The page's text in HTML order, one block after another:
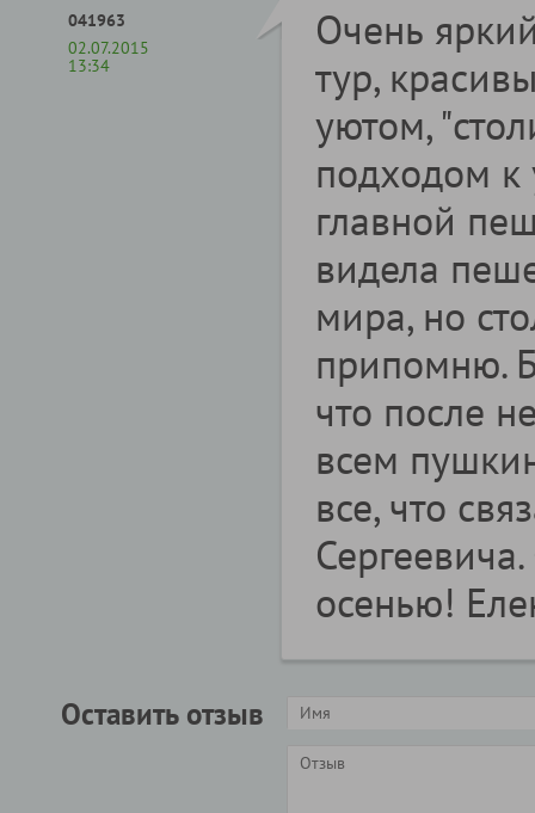
041963
02.07.2015
13:34
Очень
тур,
уютом,
подходом к
главной
видела
мира, но
припомню.
что после
всем
все, что
осенью!
Оставить отзыв